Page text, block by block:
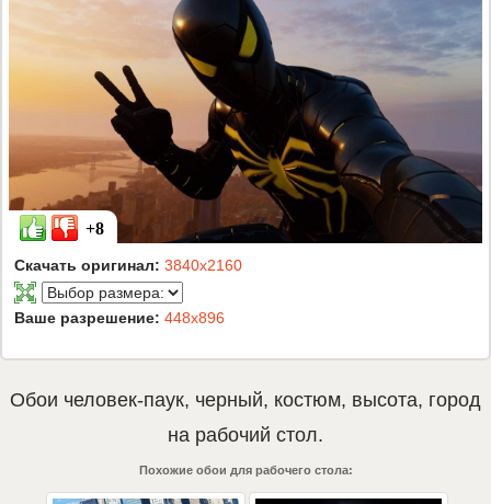
+8
Скачать оригинал: 3840x2160
Ваше разрешение: 448x896
Обои человек-паук, черный, костюм, высота, город
на рабочий стол.
Похожие обои для рабочего стола: